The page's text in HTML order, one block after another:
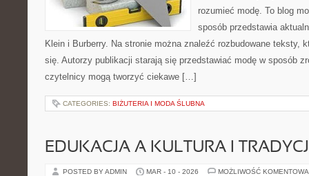
rozumieć modę. To blog
sposób przedstawia
Klein i Burberry. Na stronie można znaleźć rozbudowane teksty,
się. Autorzy publikacji starają się przedstawiać modę w sposób
czytelnicy mogą tworzyć ciekawe […]
CATEGORIES: BIŻUTERIA I MODA ŚLUBNA
EDUKACJA A KULTURA I
POSTED BY ADMIN MAR - 10 - 2026 MOŻLIWOŚĆ